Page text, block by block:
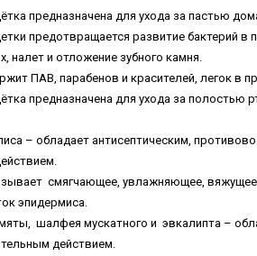
предназначена для ухода за пастью
предотвращается развитие бактерий в
налет и отложение зубного камня.
ПАВ, парабенов и красителей, легок в
предназначена для ухода за
– обладает антисептическим,
смягчающее, увлажняющее,
эпидермиса.
шалфея мускатного и эвкалипта –
действием.